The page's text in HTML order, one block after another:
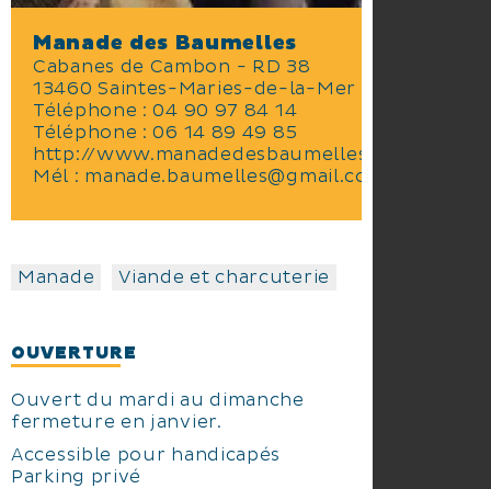
Manade des Baumelles
Cabanes de Cambon - RD 38
13460 Saintes-Maries-de-la-Mer
Téléphone :04 90 97 84 14
Téléphone :06 14 89 49 85
http://www.manadedesbaumelles.fr
Mél : manade.baumelles@gmail.com
Manade Viande et charcuterie
OUVERTURE
Ouvert du mardi au dimanche
fermeture en janvier.
Accessible pour handicapés
Parking privé